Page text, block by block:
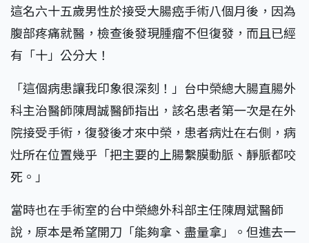
這名六十五歲男性於接受大腸癌手術八個月後，因為
腹部疼痛就醫，檢查後發現腫瘤不但復發，而且已經
有「十」公分大！
「這個病患讓我印象很深刻！」台中榮總大腸直腸外
科主治醫師陳周誠醫師指出，該名患者第一次是在外
院接受手術，復發後才來中榮，患者病灶在右側，病
灶所在位置幾乎「把主要的上腸繫膜動脈、靜脈都咬
死。」
當時也在手術室的台中榮總外科部主任陳周斌醫師
說，原本是希望開刀「能夠拿、盡量拿」。但進去一